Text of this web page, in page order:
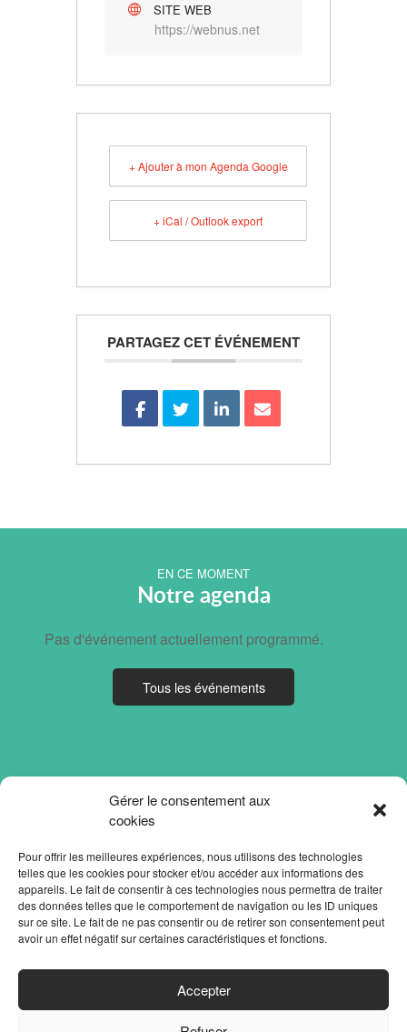
Gérer le consentement aux
cookies
Pour offrir les meilleures expériences, nous utilisons des technologies
telles que les cookies pour stocker et/ou accéder aux informations des
appareils. Le fait de consentir à ces technologies nous permettra de traiter
des données telles que le comportement de navigation ou les ID uniques
sur ce site. Le fait de ne pas consentir ou de retirer son consentement peut
avoir un effet négatif sur certaines caractéristiques et fonctions.
Accepter
SITE WEB
https://webnus.net
+ Ajouter à mon Agenda Google
+ iCal / Outlook export
PARTAGEZ CET ÉVÉNEMENT
EN CE MOMENT
Notre agenda
Pas d'événement actuellement programmé.
Tous les événements
ACCUEIL